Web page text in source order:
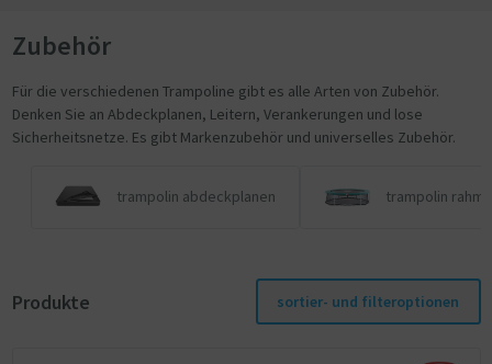
Zubehör
Für die verschiedenen Trampoline gibt es alle Arten von Zubehör.
Denken Sie an Abdeckplanen, Leitern, Verankerungen und lose
Sicherheitsnetze. Es gibt Markenzubehör und universelles Zubehör.
trampolin abdeckplanen trampolin
Produkte sortier- und filteroptionen